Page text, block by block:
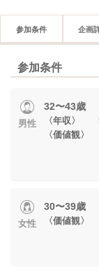
参加条件 企画
参加条件
男性
32〜43歳
〈年収〉
〈価値観〉
女性
30〜39歳
〈価値観〉